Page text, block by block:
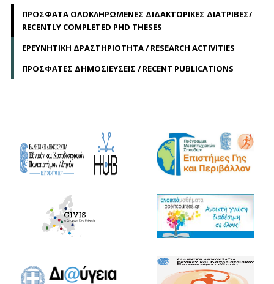
ΠΡΟΣΦΑΤΑ ΟΛΟΚΛΗΡΩΜΕΝΕΣ ΔΙΔΑΚΤΟΡΙΚΕΣ ΔΙΑΤΡΙΒΕΣ/
RECENTLY COMPLETED PHD THESES
ΕΡΕΥΝΗΤΙΚΗ ΔΡΑΣΤΗΡΙΟΤΗΤΑ / RESEARCH ACTIVITIES
ΠΡΟΣΦΑΤΕΣ ΔΗΜΟΣΙΕΥΣΕΙΣ / RECENT PUBLICATIONS